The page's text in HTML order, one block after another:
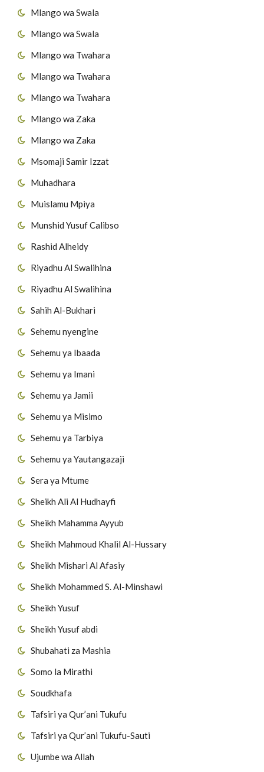
Mlango wa Swala
Mlango wa Swala
Mlango wa Twahara
Mlango wa Twahara
Mlango wa Twahara
Mlango wa Zaka
Mlango wa Zaka
Msomaji Samir Izzat
Muhadhara
Muislamu Mpiya
Munshid Yusuf Calibso
Rashid Alheidy
Riyadhu Al Swalihina
Riyadhu Al Swalihina
Sahih Al-Bukhari
Sehemu nyengine
Sehemu ya Ibaada
Sehemu ya Imani
Sehemu ya Jamii
Sehemu ya Misimo
Sehemu ya Tarbiya
Sehemu ya Yautangazaji
Sera ya Mtume
Sheikh Ali Al Hudhayfi
Sheikh Mahamma Ayyub
Sheikh Mahmoud Khalil Al-Hussary
Sheikh Mishari Al Afasiy
Sheikh Mohammed S. Al-Minshawi
Sheikh Yusuf
Sheikh Yusuf abdi
Shubahati za Mashia
Somo la Mirathi
Soudkhafa
Tafsiri ya Qur’ani Tukufu
Tafsiri ya Qur’ani Tukufu-Sauti
Ujumbe wa Allah